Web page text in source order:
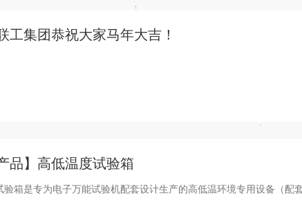
工集团恭祝大家马年大吉！
品】高低温度试验箱
箱是专为电子万能试验机配套设计生产的高低温环境专用设备（配